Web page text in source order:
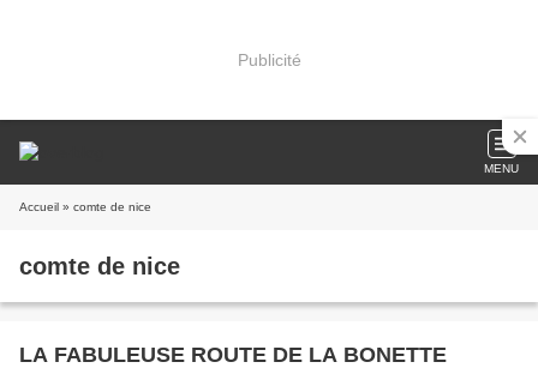
Publicité
MENU
Accueil » comte de nice
comte de nice
LA FABULEUSE ROUTE DE LA BONETTE